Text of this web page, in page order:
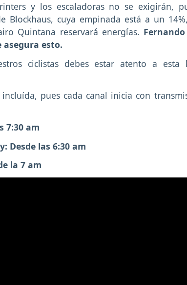
y los escaladoras no se exigirán,
Blockhaus, cuya empinada está a un
Quintana reservará energías.
asegura esto.
ciclistas debes estar atento a
pues cada canal inicia con
7:30 am
Desde las 6:30 am
la 7 am